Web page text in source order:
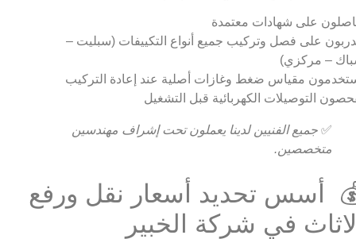
على شهادات معتمدة
على فصل وتركيب جميع أنواع التكييفات (سبليت –
– مركزي)
مقياس ضغط وغازات أصلية عند إعادة التركيب
التوصيلات الكهربائية قبل التشغيل
✅ جميع الفنيين لدينا يعملون تحت إشراف مهندسين
متخصصين.
أسس تحديد أسعار نقل ورفع
في شركة الخبير